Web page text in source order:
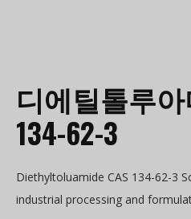
디에틸톨루아
134-62-3
Diethyltoluamide CAS 134-62-3
industrial processing and